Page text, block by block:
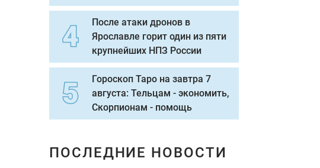
После атаки дронов в
Ярославле горит один из пяти
крупнейших НПЗ России
Гороскоп Таро на завтра 7
августа: Тельцам - экономить,
Скорпионам - помощь
ПОСЛЕДНИЕ НОВОСТИ